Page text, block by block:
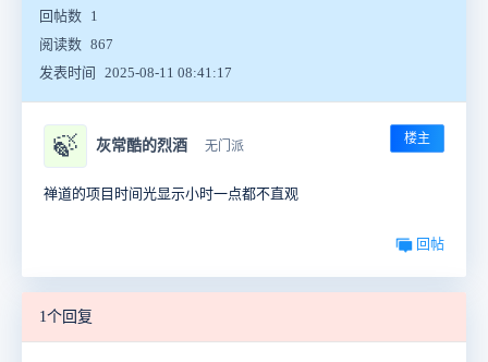
回帖数 1
阅读数 867
发表时间
2025-08-11 08:41:17
🍃 灰常酷的烈酒 无门派 楼主
禅道的项目时间光显示小时一点都不直观
回帖
1个回复